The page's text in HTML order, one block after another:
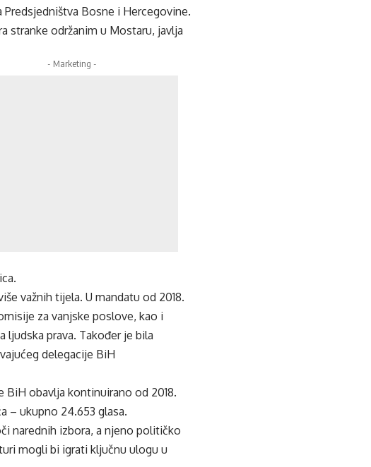
Bosne i Hercegovine.
stranke održanim u Mostaru, javlja
- Marketing -
važnih tijela. U mandatu od 2018.
za vanjske poslove, kao i
ljudska prava. Također je bila
delegacije BiH
BiH obavlja kontinuirano od 2018.
– ukupno 24.653 glasa.
narednih izbora, a njeno političko
mogli bi igrati ključnu ulogu u